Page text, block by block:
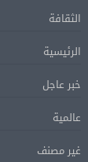
الثقافة
الرئيسية
خبر عاجل
عالمية
غير مصنف